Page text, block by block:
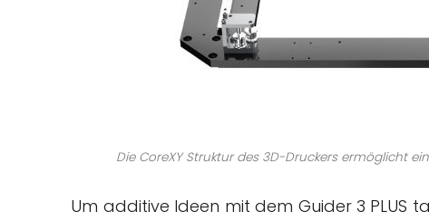
Die CoreXY Struktur des 3D-Druckers ermöglicht
Um additive Ideen mit dem Guider 3 PLUS